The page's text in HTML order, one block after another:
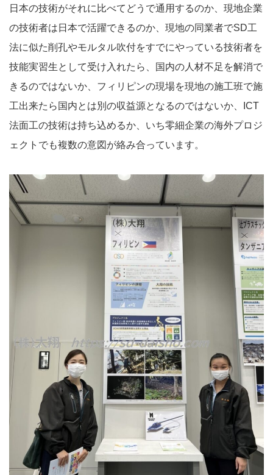
日本の技術がそれに比べてどうで通用するのか、現地企業
の技術者は日本で活躍できるのか、現地の同業者でSD工
法に似た削孔やモルタル吹付をすでにやっている技術者を
技能実習生として受け入れたら、国内の人材不足を解消で
きるのではないか、フィリピンの現場を現地の施工班で施
工出来たら国内とは別の収益源となるのではないか、ICT
法面工の技術は持ち込めるか、いち零細企業の海外プロジ
ェクトでも複数の意図が絡み合っています。